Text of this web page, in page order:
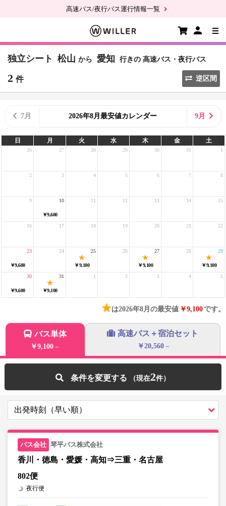
高速バス/夜行バス運行情報一覧
独立シート 松山 から 愛知 行きの 高速バス・夜行バス
2 件 逆区間
7月 2026年8月最安値カレンダー 9月
日 月 火 水 木 金 土
26 27 28 29 30 31 1
2 3 4 5 6 7 8
9
￥9,600
10 11 12 13 14 15
16 17 18 19 20 21 22
￥9,600
23 24
￥9,100
25 26
￥9,100
27 28
￥9,100
29
￥9,600
30
￥9,100
31 1 2 3 4 5
★は2026年8月の最安値 ￥9,100です。
バス単体
￥9,100 ～
高速バス＋宿泊セット
￥20,560 ～
条件を変更する 2
琴平バス株式会社
香川・徳島・愛媛・高知⇒三重・名古屋
802便
夜行便